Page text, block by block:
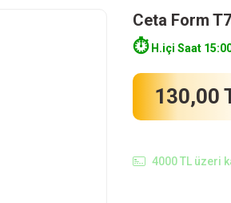
Ceta Form
⏱️H.içi Saat
130,00
4000 TL üzeri